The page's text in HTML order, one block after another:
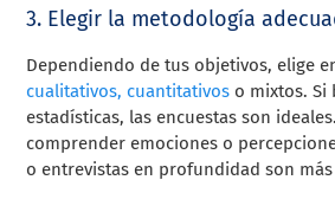
3. Elegir la metodología
Dependiendo de tus objetivos, elige
cualitativos, cuantitativos o mixtos. Si
estadísticas, las encuestas son
comprender emociones o
o entrevistas en profundidad son